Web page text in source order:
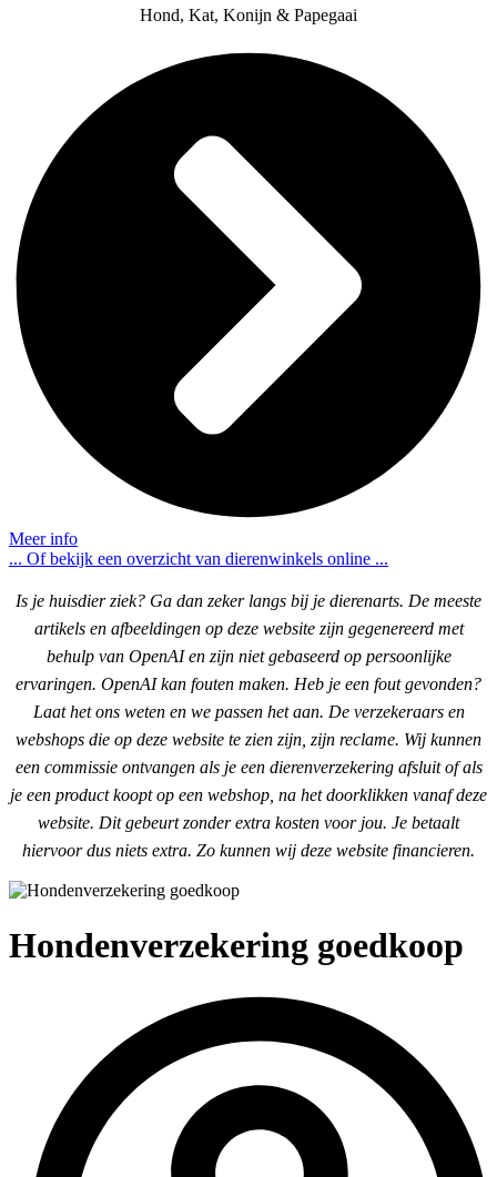
Hond, Kat, Konijn & Papegaai
Meer info
... Of bekijk een overzicht van dierenwinkels online ...
Is je huisdier ziek? Ga dan zeker langs bij je dierenarts. De meeste
artikels en afbeeldingen op deze website zijn gegenereerd met
behulp van OpenAI en zijn niet gebaseerd op persoonlijke
ervaringen. OpenAI kan fouten maken. Heb je een fout gevonden?
Laat het ons weten en we passen het aan. De verzekeraars en
webshops die op deze website te zien zijn, zijn reclame. Wij kunnen
een commissie ontvangen als je een dierenverzekering afsluit of als
je een product koopt op een webshop, na het doorklikken vanaf deze
website. Dit gebeurt zonder extra kosten voor jou. Je betaalt
hiervoor dus niets extra. Zo kunnen wij deze website financieren.
Hondenverzekering goedkoop